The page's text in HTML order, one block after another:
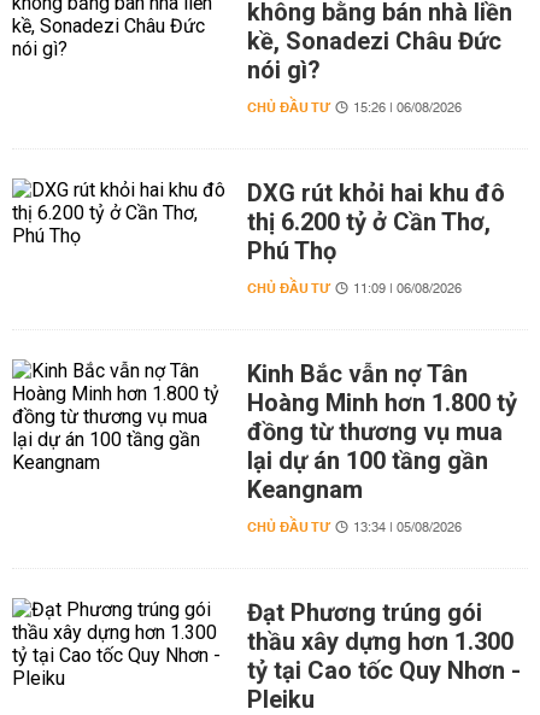
không bằng bán nhà liền
kề, Sonadezi Châu Đức
nói gì?
CHỦ ĐẦU TƯ 15:26 | 06/08/2026
DXG rút khỏi hai khu đô
thị 6.200 tỷ ở Cần Thơ,
Phú Thọ
CHỦ ĐẦU TƯ 11:09 | 06/08/2026
Kinh Bắc vẫn nợ Tân
Hoàng Minh hơn 1.800 tỷ
đồng từ thương vụ mua
lại dự án 100 tầng gần
Keangnam
CHỦ ĐẦU TƯ 13:34 | 05/08/2026
Đạt Phương trúng gói
thầu xây dựng hơn 1.300
tỷ tại Cao tốc Quy Nhơn -
Pleiku